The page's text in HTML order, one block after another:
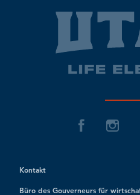
Kontakt
Büro des Gouverneurs für